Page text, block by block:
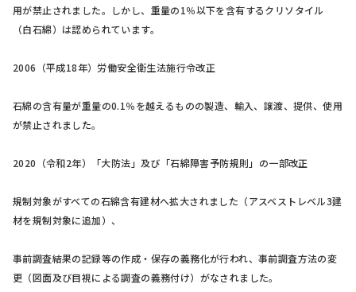
用が禁止されました。しかし、重量の1％以下を含有するクリソタイル
（白石綿）は認められています。
2006（平成18年）労働安全衛生法施行令改正
石綿の含有量が重量の0.1％を越えるものの製造、輸入、譲渡、提供、使用
が禁止されました。
2020（令和2年）「大防法」及び「石綿障害予防規則」の一部改正
規制対象がすべての石綿含有建材へ拡大されました（アスベストレベル3建
材を規制対象に追加）、
事前調査結果の記録等の作成・保存の義務化が行われ、事前調査方法の変
更（図面及び目視による調査の義務付け）がなされました。